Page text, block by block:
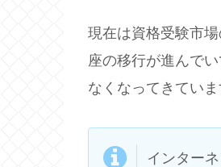
現在は資格受験市
座の移行が進んで
なくなってきていま
インター